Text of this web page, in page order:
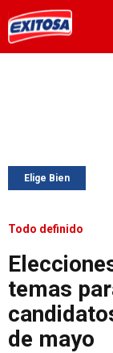
Elige Bien
Todo definido
temas
de mayo